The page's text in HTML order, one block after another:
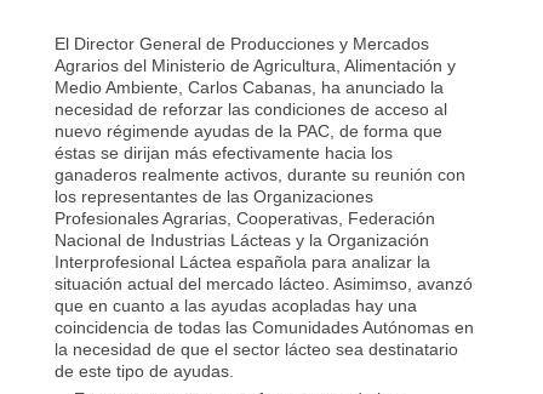
El Director General de Producciones y Mercados
Agrarios del Ministerio de Agricultura, Alimentación y
Medio Ambiente, Carlos Cabanas, ha anunciado la
necesidad de reforzar las condiciones de acceso al
nuevo régimende ayudas de la PAC, de forma que
éstas se dirijan más efectivamente hacia los
ganaderos realmente activos, durante su reunión con
los representantes de las Organizaciones
Profesionales Agrarias, Cooperativas, Federación
Nacional de Industrias Lácteas y la Organización
Interprofesional Láctea española para analizar la
situación actual del mercado lácteo. Asimimso, avanzó
que en cuanto a las ayudas acopladas hay una
coincidencia de todas las Comunidades Autónomas en
la necesidad de que el sector lácteo sea destinatario
de este tipo de ayudas.